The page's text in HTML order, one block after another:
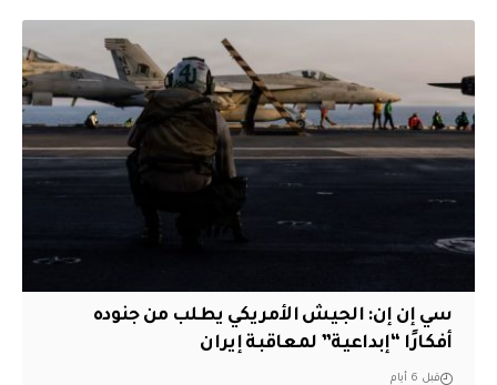
سي إن إن: الجيش الأمريكي يطلب من جنوده
أفكارًا “إبداعية” لمعاقبة إيران
قبل 6 أيام